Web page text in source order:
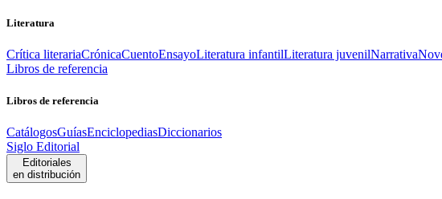
Literatura
Crítica literariaCrónicaCuentoEnsayoLiteratura infantilLiteratura juvenilNarrativa
Libros de referencia
Libros de referencia
CatálogosGuíasEnciclopediasDiccionarios
Siglo Editorial
Editoriales
en distribución